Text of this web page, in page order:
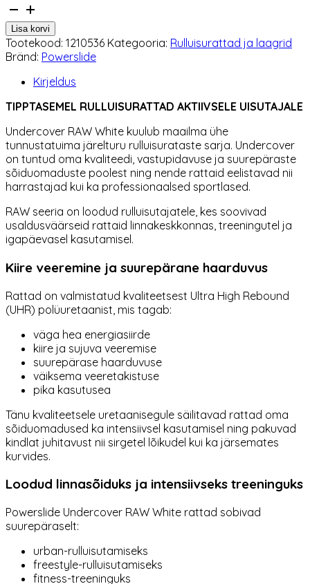
Rulluisurattad
Powerslide
Undercover
Raw
White
6tk
Lisa korvi
Tootekood: 1210536 Kategooria: Rulluisurattad ja laagrid
Bränd: Powerslide
Kirjeldus
TIPPTASEMEL RULLUISURATTAD AKTIIVSELE UISUTAJALE
Undercover RAW White kuulub maailma ühe
tunnustatuima järelturu rulluisurataste sarja. Undercover
on tuntud oma kvaliteedi, vastupidavuse ja suurepäraste
sõiduomaduste poolest ning nende rattaid eelistavad nii
harrastajad kui ka professionaalsed sportlased.
RAW seeria on loodud rulluisutajatele, kes soovivad
usaldusväärseid rattaid linnakeskkonnas, treeningutel ja
igapäevasel kasutamisel.
Kiire veeremine ja suurepärane haarduvus
Rattad on valmistatud kvaliteetsest Ultra High Rebound
(UHR) polüuretaanist, mis tagab:
väga hea energiasiirde
kiire ja sujuva veeremise
suurepärase haarduvuse
väiksema veeretakistuse
pika kasutusea
Tänu kvaliteetsele uretaanisegule säilitavad rattad oma
sõiduomadused ka intensiivsel kasutamisel ning pakuvad
kindlat juhitavust nii sirgetel lõikudel kui ka järsemates
kurvides.
Loodud linnasõiduks ja intensiivseks treeninguks
Powerslide Undercover RAW White rattad sobivad
suurepäraselt:
urban-rulluisutamiseks
freestyle-rulluisutamiseks
fitness-treeninguks